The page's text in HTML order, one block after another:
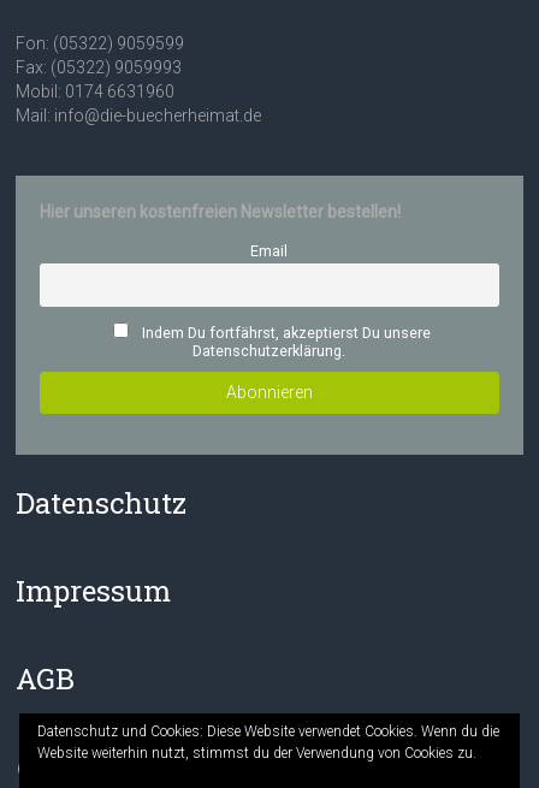
Fon: (05322) 9059599
Fax: (05322) 9059993
Mobil: 0174 6631960
Mail: info@die-buecherheimat.de
Hier unseren kostenfreien Newsletter bestellen!
Email
Indem Du fortfährst, akzeptierst Du unsere
Datenschutzerklärung.
Datenschutz
Impressum
AGB
Facebook
Instagram
Datenschutz und Cookies: Diese Website verwendet Cookies. Wenn du die
Website weiterhin nutzt, stimmst du der Verwendung von Cookies zu.